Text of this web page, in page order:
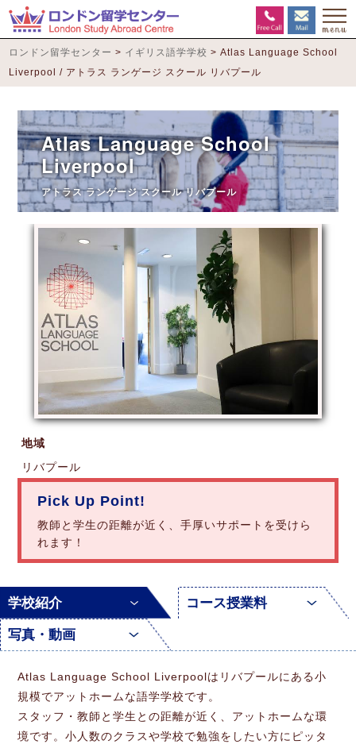
ロンドン留学センター > イギリス語学学校 >Atlas Language School
Liverpool / アトラス ランゲージ スクール リバプール
Atlas Language School
Liverpool
アトラス ランゲージ スクール リバプール
地域
リバプール
Pick Up Point!
教師と学生の距離が近く、手厚いサポートを受けら
れます！
学校紹介
コース授業料
写真・動画
Atlas Language School Liverpoolはリバプールにある小
規模でアットホームな語学学校です。
スタッフ・教師と学生との距離が近く、アットホームな環
境です。小人数のクラスや学校で勉強をしたい方にピッタ